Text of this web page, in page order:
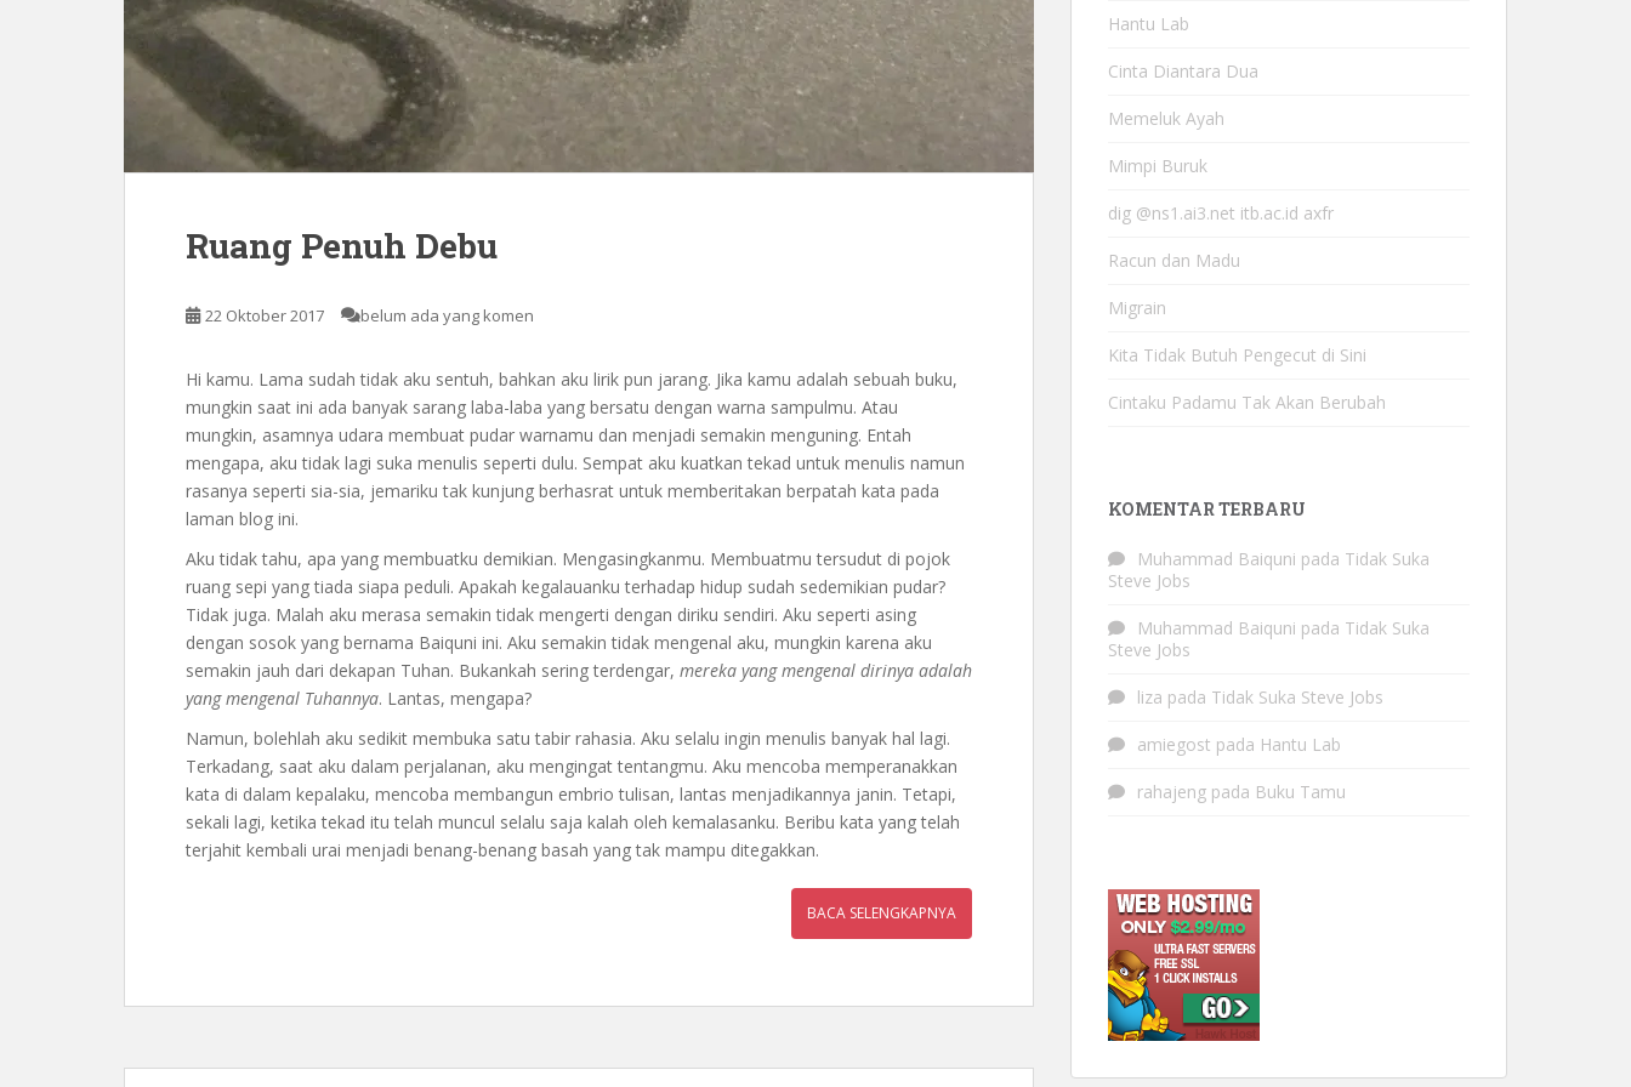
Ruang Penuh Debu
22 Oktober 2017 belum ada yang komen
Hi kamu. Lama sudah tidak aku sentuh, bahkan aku lirik pun jarang. Jika kamu adalah sebuah buku,
mungkin saat ini ada banyak sarang laba-laba yang bersatu dengan warna sampulmu. Atau
mungkin, asamnya udara membuat pudar warnamu dan menjadi semakin menguning. Entah
mengapa, aku tidak lagi suka menulis seperti dulu. Sempat aku kuatkan tekad untuk menulis namun
rasanya seperti sia-sia, jemariku tak kunjung berhasrat untuk memberitakan berpatah kata pada
laman blog ini.
Aku tidak tahu, apa yang membuatku demikian. Mengasingkanmu. Membuatmu tersudut di pojok
ruang sepi yang tiada siapa peduli. Apakah kegalauanku terhadap hidup sudah sedemikian pudar?
Tidak juga. Malah aku merasa semakin tidak mengerti dengan diriku sendiri. Aku seperti asing
dengan sosok yang bernama Baiquni ini. Aku semakin tidak mengenal aku, mungkin karena aku
semakin jauh dari dekapan Tuhan. Bukankah sering terdengar, mereka yang mengenal dirinya adalah
yang mengenal Tuhannya. Lantas, mengapa?
Namun, bolehlah aku sedikit membuka satu tabir rahasia. Aku selalu ingin menulis banyak hal lagi.
Terkadang, saat aku dalam perjalanan, aku mengingat tentangmu. Aku mencoba memperanakkan
kata di dalam kepalaku, mencoba membangun embrio tulisan, lantas menjadikannya janin. Tetapi,
sekali lagi, ketika tekad itu telah muncul selalu saja kalah oleh kemalasanku. Beribu kata yang telah
terjahit kembali urai menjadi benang-benang basah yang tak mampu ditegakkan.
BACA SELENGKAPNYA
Hantu Lab
Cinta Diantara Dua
Memeluk Ayah
Mimpi Buruk
dig @ns1.ai3.net itb.ac.id axfr
Racun dan Madu
Migrain
Kita Tidak Butuh Pengecut di Sini
Cintaku Padamu Tak Akan Berubah
KOMENTAR TERBARU
Muhammad Baiquni pada Tidak Suka
Steve Jobs
Muhammad Baiquni pada Tidak Suka
Steve Jobs
liza pada Tidak Suka Steve Jobs
amiegost pada Hantu Lab
rahajeng pada Buku Tamu